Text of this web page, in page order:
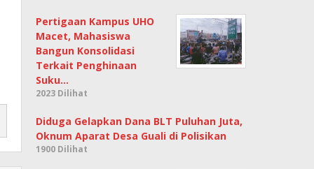
Pertigaan Kampus UHO
Macet, Mahasiswa
Bangun Konsolidasi
Terkait Penghinaan
Suku…
2023 Dilihat
Diduga Gelapkan Dana BLT Puluhan Juta,
Oknum Aparat Desa Guali di Polisikan
1900 Dilihat